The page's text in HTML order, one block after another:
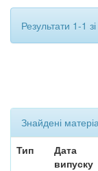
Результати 1-1
Знайдені
Тип
Дата
випуску